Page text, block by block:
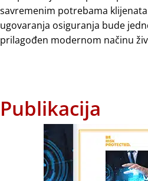
savremenim potrebama
ugovaranja osiguranja bude
prilagođen modernom načinu
Publikacija